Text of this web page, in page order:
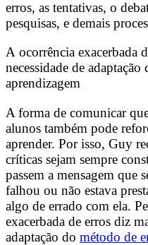
erros, as tentativas, o
pesquisas, e demais
A ocorrência exacerbada
necessidade de
aprendizagem
A forma de comunicar
alunos também pode
aprender. Por isso, Guy
críticas sejam sempre
passem a mensagem que
falhou ou não estava
algo de errado com ela.
exacerbada de erros diz
adaptação do método de